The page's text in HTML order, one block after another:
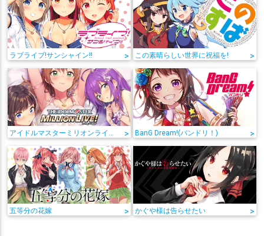
ラブライブ!サンシャイン!! > この素晴らしい世界に祝福を! >
アイドルマスターミリオンライブ! > BanG Dream!(バンドリ！) >
五等分の花嫁 > かぐや様は告らせたい >